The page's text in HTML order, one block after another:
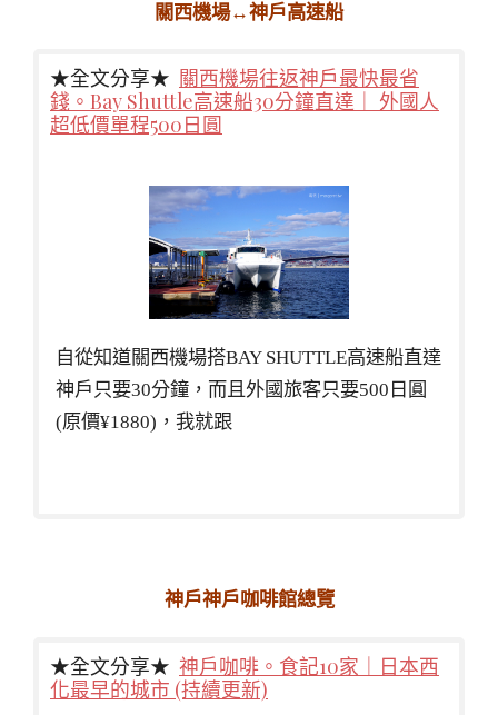
關西機場↔神戶高速船
★全文分享★ 關西機場往返神戶最快最省
錢。Bay Shuttle高速船30分鐘直達｜ 外國人
超低價單程500日圓
自從知道關西機場搭BAY SHUTTLE高速船直達
神戶只要30分鐘，而且外國旅客只要500日圓
(原價¥1880)，我就跟
神戶神戶咖啡館總覽
★全文分享★ 神戶咖啡。食記10家｜日本西
化最早的城市 (持續更新)